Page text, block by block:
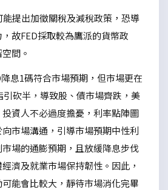
提出加徵關稅及減稅政策，恐導
故FED採取較為鷹派的貨幣政
間。
息1碼符合市場預期，但市場更在
引砍半，導致股、債市場齊跌，美
資人不必過度擔憂，利率點陣圖
市場溝通，引導市場預期中性利
場的通膨預期，且放緩降息步伐
濟及就業市場保持韌性。因此，
能會比較大，靜待市場消化完畢